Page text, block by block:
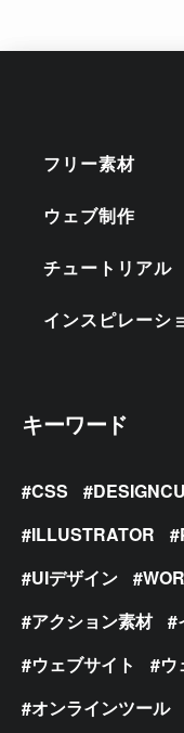
フリー素材
ウェブ制作
チュートリアル
インスピレーシ
キーワード
CSS
ILLUSTRATOR
UIデザイン
アクション素材
ウェブサイト
ウ
オンラインツール